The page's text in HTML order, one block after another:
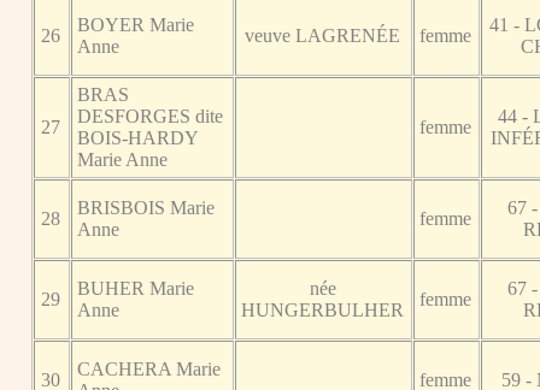
26
BOYER Marie
Anne
veuve LAGRENÉE femme
41 -
27
BRAS
DESFORGES dite
BOIS-HARDY
Marie Anne
femme
44 -
28
BRISBOIS Marie
Anne
femme
67
29
BUHER Marie
Anne
née
HUNGERBULHER
femme
67
30
CACHERA Marie
femme 59 -